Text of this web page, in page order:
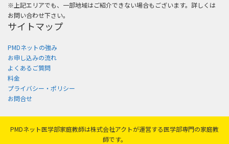
※上記エリアでも、一部地域はご紹介できない場合もございます。詳しくは
お問い合わせ下さい。
サイトマップ
PMDネットの強み
お申し込みの流れ
よくあるご質問
料金
プライバシー・ポリシー
お問合せ
PMDネット医学部家庭教師は株式会社アクトが運営する医学部専門の家庭教
師です。